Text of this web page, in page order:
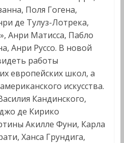
Поля Гогена,
де Тулуз-Лотрека,
Анри Матисса, Пабло
Анри Руссо. В новой
работы
европейских школ, а
искусства.
Кандинского,
де Кирико
Акилле Фуни, Карла
Xанса Грундига,